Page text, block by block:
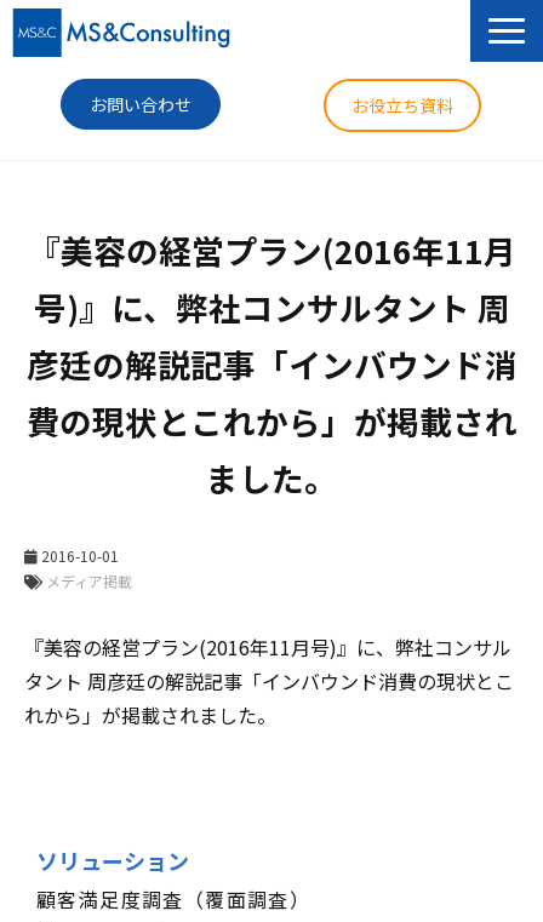
お問い合わせ お役立ち資料
セミナー
導入事例
コラム
ニュース
『美容の経営プラン(2016年11月
号)』に、弊社コンサルタント 周
彦廷の解説記事「インバウンド消
費の現状とこれから」が掲載され
ました。
2016-10-01
メディア掲載
『美容の経営プラン(2016年11月号)』に、弊社コンサル
タント 周彦廷の解説記事「インバウンド消費の現状とこ
れから」が掲載されました。
ソリューション
顧客満足度調査（覆面調査）